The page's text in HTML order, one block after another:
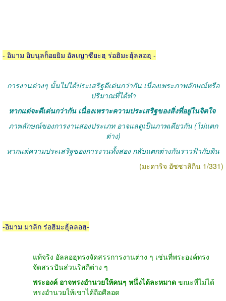
- อิมาม อิบนุลก็อยยิม อัลเญาซียะฮฺ ร่อฮิมะฮุ้ลลอฮฺ -
การงานต่างๆ นั้นไม่ได้ประเสริฐดีเด่นกว่ากัน เนื่องเพระภาพลักษณ์หรือ
ปริมาณที่ได้ทำ
หากแต่จะดีเด่นกว่ากัน เนื่องเพราะความประเสริฐของสิ่งที่อยู่ในจิตใจ
ภาพลักษณ์ของการงานสองประเภท อาจแลดูเป็นภาพเดียวกัน (ไม่แตก
ต่าง)
หากแต่ความประเสริฐของการงานทั้งสอง กลับแตกต่างกันราวฟ้ากับดิน
(มะดาริจ อัซซาลิกีน 1/331)
-อิมาม มาลิก ร่อฮิมะฮุ้ลลอฮฺ-
แท้จริง อัลลอฮฺทรงจัดสรรการงานต่าง ๆ เช่นที่พระองค์ทรง
จัดสรรปันส่วนริสกีต่าง ๆ
พระองค์ อาจทรงอำนวยให้คนๆ หนึ่งได้ละหมาด ขณะที่ไม่ได้
ทรงอำนวยให้เขาได้ถือศีลอด